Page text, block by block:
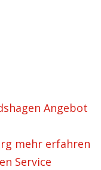
Angebot
mehr erfahren
Service